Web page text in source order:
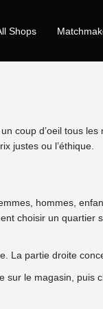
Shops
coup d’oeil tous
justes ou l’éthique.
hommes,
choisir un
La partie droite
le magasin,